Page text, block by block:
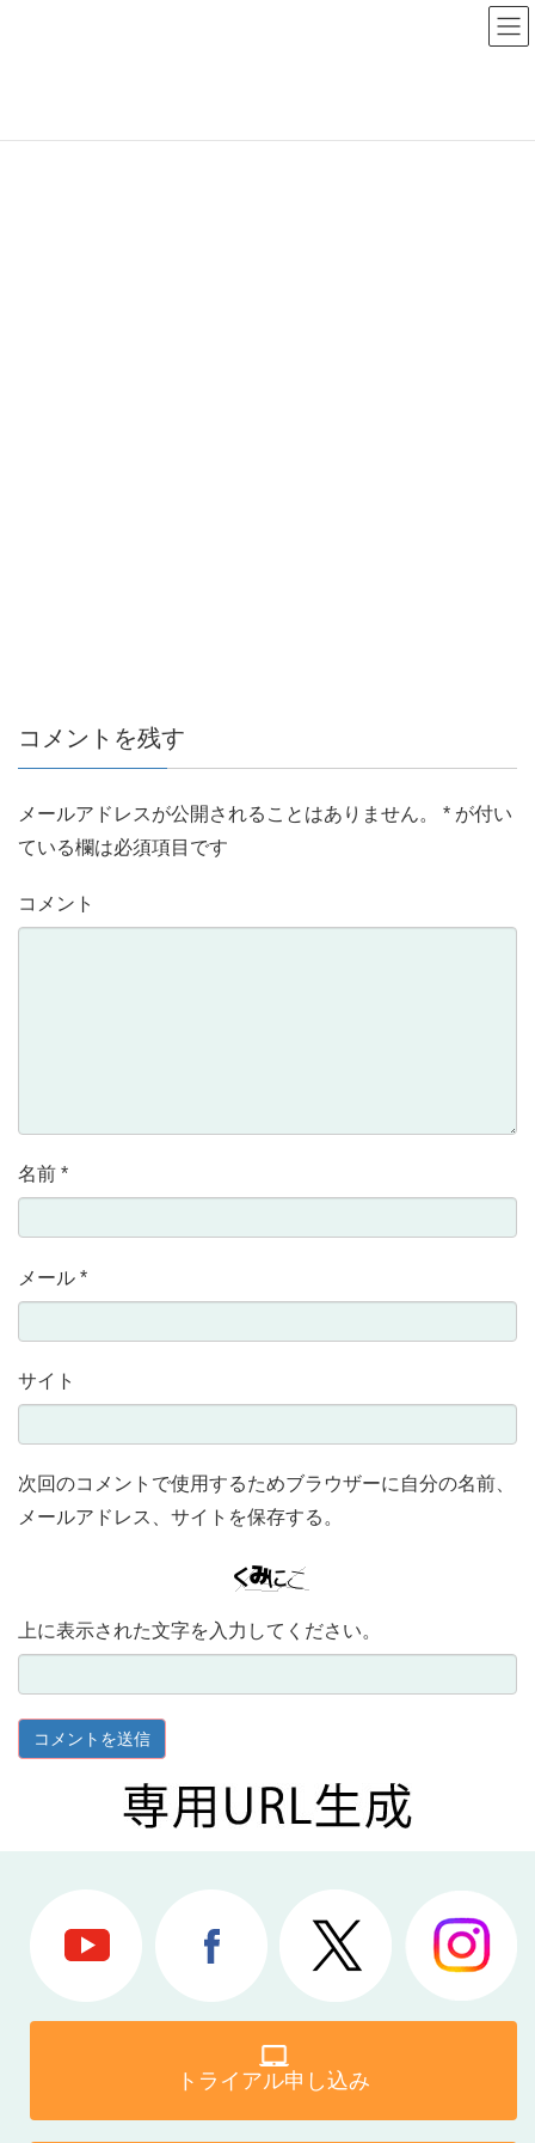
コメントを残す
メールアドレスが公開されることはありません。 * が付い
ている欄は必須項目です
コメント
名前 *
メール *
サイト
次回のコメントで使用するためブラウザーに自分の名前、
メールアドレス、サイトを保存する。
上に表示された文字を入力してください。
トライアル申し込み